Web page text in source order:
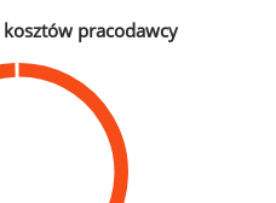
kosztów pracodawcy